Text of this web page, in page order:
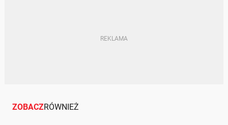
ZOBACZRÓWNIEŻ